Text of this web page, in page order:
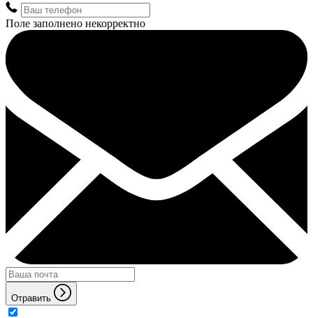
Поле заполнено некорректно
Отравить